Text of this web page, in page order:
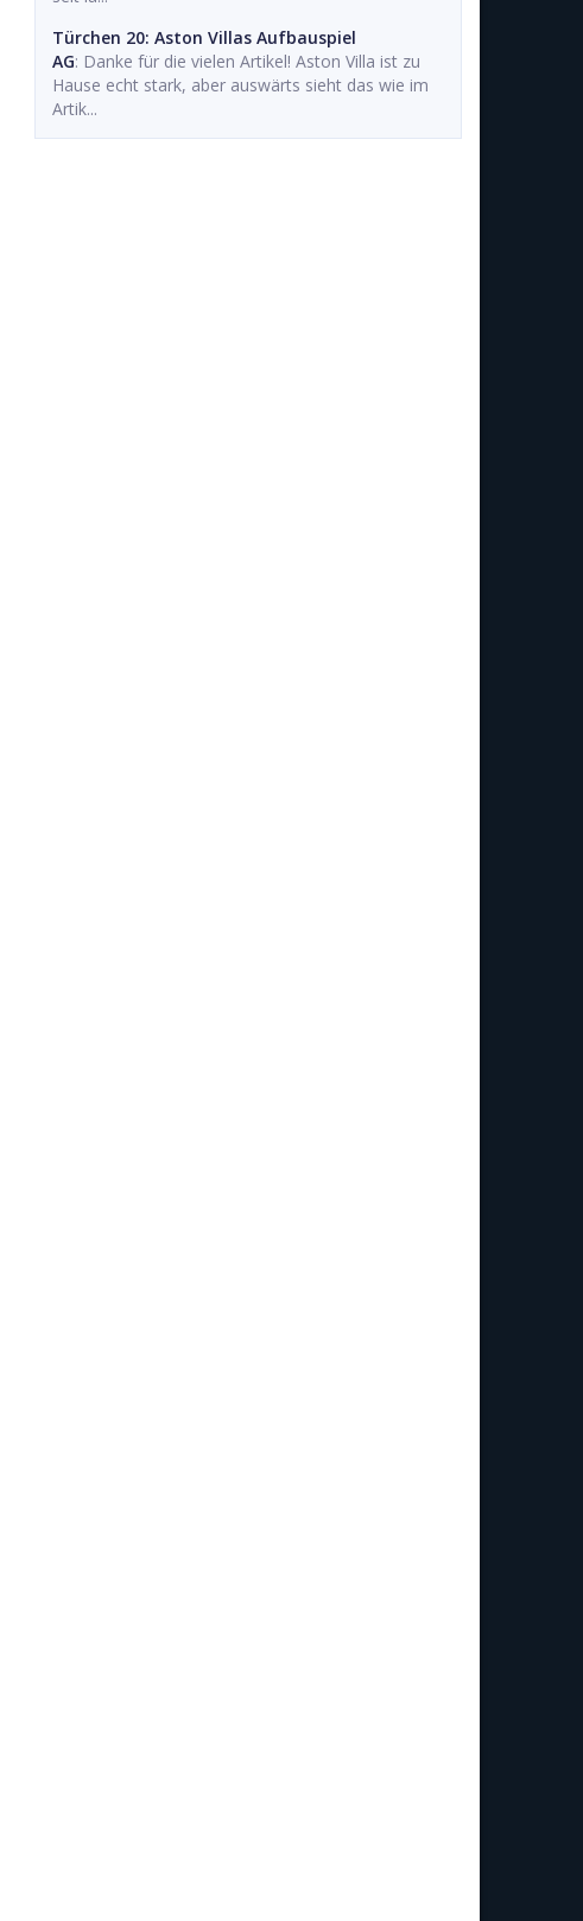
Türchen 20: Aston Villas Aufbauspiel
AG: Danke für die vielen Artikel! Aston Villa ist zu
Hause echt stark, aber auswärts sieht das wie im
Artik...